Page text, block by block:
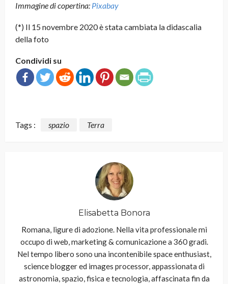
Immagine di copertina: Pixabay
(*) Il 15 novembre 2020 è stata cambiata la didascalia
della foto
Condividi su
Tags : spazio Terra
Elisabetta Bonora
Romana, ligure di adozione. Nella vita professionale mi
occupo di web, marketing & comunicazione a 360 gradi.
Nel tempo libero sono una incontenibile space enthusiast,
science blogger ed images processor, appassionata di
astronomia, spazio, fisica e tecnologia, affascinata fin da